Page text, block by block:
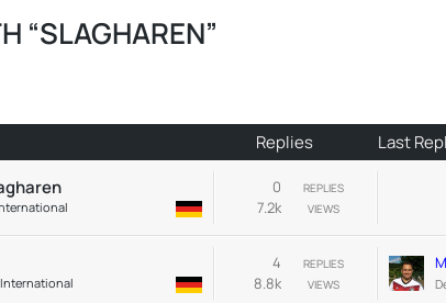
“SLAGHAREN”
Replies
Last
REPLIES
0
VIEWS
7.2k
REPLIES
4
VIEWS
8.8k